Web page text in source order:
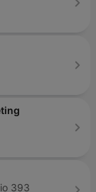
393